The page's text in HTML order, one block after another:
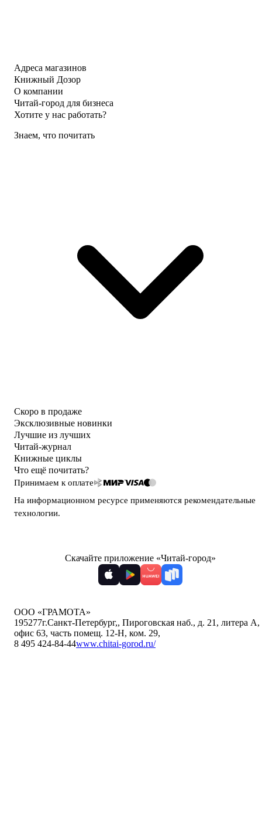
Адреса магазинов
Книжный Дозор
О компании
Читай-город для бизнеса
Хотите у нас работать?
Знаем, что почитать
Скоро в продаже
Эксклюзивные новинки
Лучшие из лучших
Читай-журнал
Книжные циклы
Что ещё почитать?
Принимаем к оплате
На информационном ресурсе применяются рекомендательные
технологии.
Скачайте приложение «Читай-город»
ООО «ГРАМОТА»
195277г.Санкт-Петербург,, Пироговская наб., д. 21, литера А,
офис 63, часть помещ. 12-Н, ком. 29,
8 495 424-84-44www.chitai-gorod.ru/